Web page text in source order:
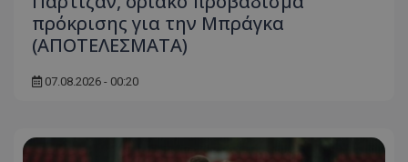
πρόκρισης για την Μπράγκα
(ΑΠΟΤΕΛΕΣΜΑΤΑ)
07.08.2026 - 00:20